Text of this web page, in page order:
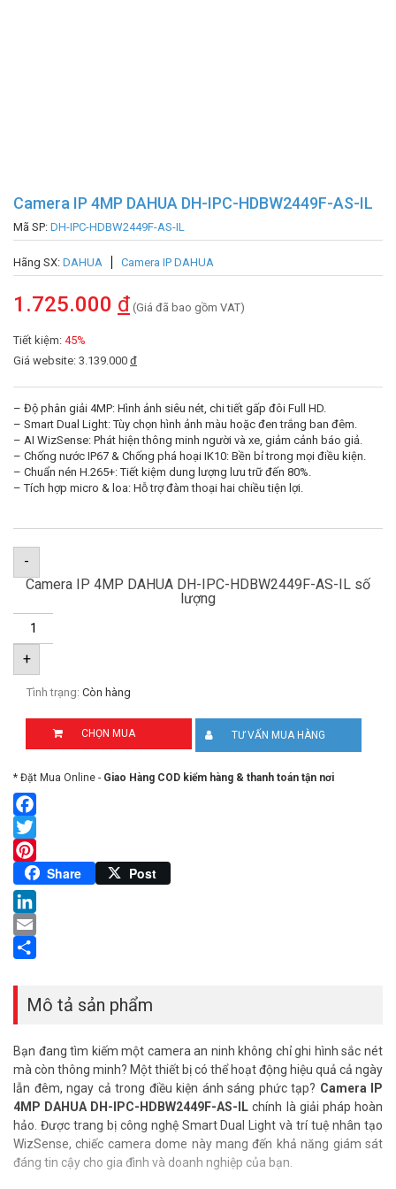
Camera IP 4MP DAHUA DH-IPC-HDBW2449F-AS-IL
Mã SP: DH-IPC-HDBW2449F-AS-IL
Hãng SX: DAHUA Camera IP DAHUA
1.725.000 đ (Giá đã bao gồm VAT)
Tiết kiệm: 45%
Giá website: 3.139.000 đ
– Độ phân giải 4MP: Hình ảnh siêu nét, chi tiết gấp đôi Full HD.
– Smart Dual Light: Tùy chọn hình ảnh màu hoặc đen trắng ban đêm.
– AI WizSense: Phát hiện thông minh người và xe, giảm cảnh báo giả.
– Chống nước IP67 & Chống phá hoại IK10: Bền bỉ trong mọi điều kiện.
– Chuẩn nén H.265+: Tiết kiệm dung lượng lưu trữ đến 80%.
– Tích hợp micro & loa: Hỗ trợ đàm thoại hai chiều tiện lợi.
-
Camera IP 4MP DAHUA DH-IPC-HDBW2449F-AS-IL số
lượng
+
Tình trạng: Còn hàng
CHỌN MUA TƯ VẤN MUA HÀNG
* Đặt Mua Online - Giao Hàng COD kiểm hàng & thanh toán tận nơi
Facebook
Twitter
Pinterest
Share Post
LinkedIn
Email
Mô tả sản phẩm
Bạn đang tìm kiếm một camera an ninh không chỉ ghi hình sắc nét
mà còn thông minh? Một thiết bị có thể hoạt động hiệu quả cả ngày
lẫn đêm, ngay cả trong điều kiện ánh sáng phức tạp? Camera IP
4MP DAHUA DH-IPC-HDBW2449F-AS-IL chính là giải pháp hoàn
hảo. Được trang bị công nghệ Smart Dual Light và trí tuệ nhân tạo
WizSense, chiếc camera dome này mang đến khả năng giám sát
đáng tin cậy cho gia đình và doanh nghiệp của bạn.